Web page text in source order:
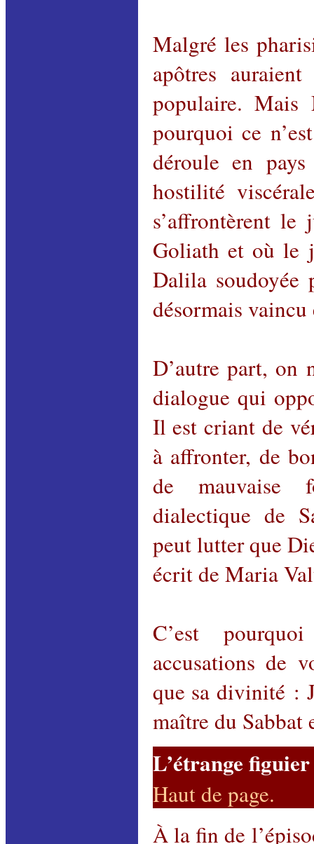
Malgré les
apôtres
populaire. Mais
pourquoi ce
déroule en
hostilité
s’affrontèrent
Goliath et où le
Dalila soudoyée
désormais
D’autre part, on
dialogue qui
Il est criant de
à affronter, de
de mauvaise
dialectique de
peutlutterque
écrit de Maria
C’est
accusations de
que sa divinité :
maître du Sabbat
L’étrange
Haut de page.
À la fin de